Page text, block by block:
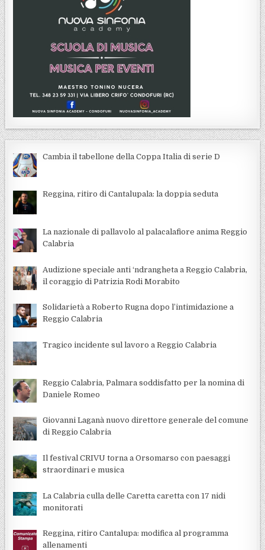
Cambia il tabellone della Coppa Italia di serie D
Reggina, ritiro di Cantalupala: la doppia seduta
La nazionale di pallavolo al palacalafiore anima Reggio
Calabria
Audizione speciale anti ‘ndrangheta a Reggio Calabria,
il coraggio di Patrizia Rodi Morabito
Solidarietà a Roberto Rugna dopo l’intimidazione a
Reggio Calabria
Tragico incidente sul lavoro a Reggio Calabria
Reggio Calabria, Palmara soddisfatto per la nomina di
Daniele Romeo
Giovanni Laganà nuovo direttore generale del comune
di Reggio Calabria
Il festival CRIVU torna a Orsomarso con paesaggi
straordinari e musica
La Calabria culla delle Caretta caretta con 17 nidi
monitorati
Reggina, ritiro Cantalupa: modifica al programma
allenamenti